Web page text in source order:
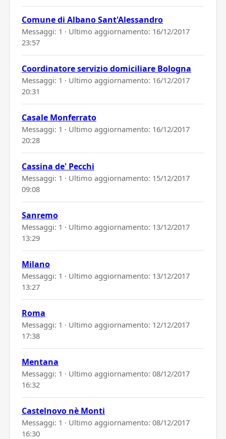
Comune di Albano Sant'Alessandro
Messaggi: 1 · Ultimo aggiornamento: 16/12/2017
23:57
Coordinatore servizio domiciliare Bologna
Messaggi: 1 · Ultimo aggiornamento: 16/12/2017
20:31
Casale Monferrato
Messaggi: 1 · Ultimo aggiornamento: 16/12/2017
20:28
Cassina de' Pecchi
Messaggi: 1 · Ultimo aggiornamento: 15/12/2017
09:08
Sanremo
Messaggi: 1 · Ultimo aggiornamento: 13/12/2017
13:29
Milano
Messaggi: 1 · Ultimo aggiornamento: 13/12/2017
13:27
Roma
Messaggi: 1 · Ultimo aggiornamento: 12/12/2017
17:38
Mentana
Messaggi: 1 · Ultimo aggiornamento: 08/12/2017
16:32
Castelnovo nè Monti
Messaggi: 1 · Ultimo aggiornamento: 08/12/2017
16:30